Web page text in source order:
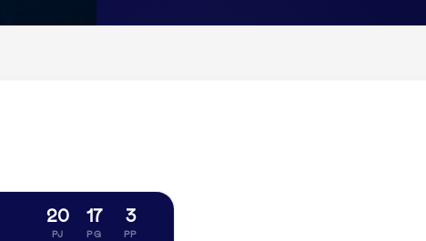
20
PJ
17
PG
3
PP